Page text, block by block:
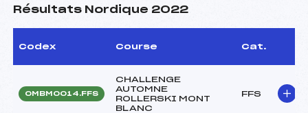
Résultats Nordique 2022
Codex Course Cat.
OMBM0014.FFS
CHALLENGE
AUTOMNE
ROLLERSKI MONT
BLANC
FFS